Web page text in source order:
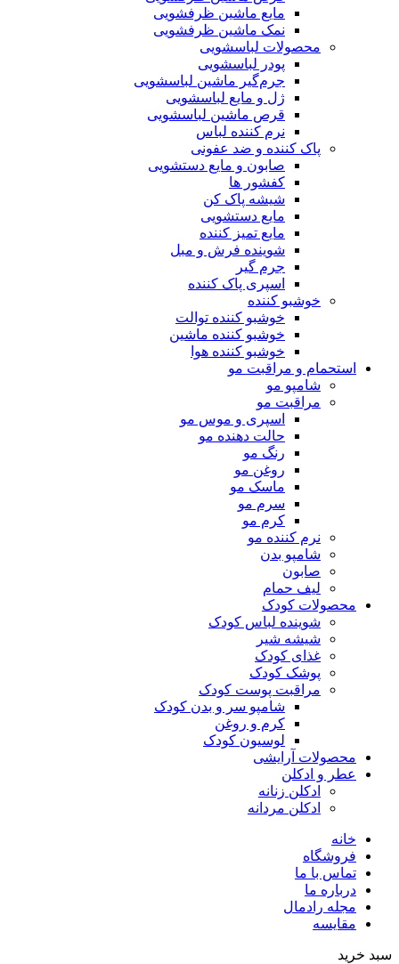
مایع ماشین ظرفشویی
نمک ماشین ظرفشویی
محصولات لباسشویی
پودر لباسشویی
جرم‌گیر ماشین لباسشویی
ژل و مایع لباسشویی
قرص ماشین لباسشویی
نرم کننده لباس
پاک کننده و ضد عفونی
صابون و مایع دستشویی
کفشور ها
شیشه پاک کن
مایع دستشویی
مایع تمیز کننده
شوینده فرش و مبل
جرم گیر
اسپری پاک کننده
خوشبو کننده
خوشبو کننده توالت
خوشبو کننده ماشین
خوشبو کننده هوا
استحمام و مراقبت مو
شامپو مو
مراقبت مو
اسپری و موس مو
حالت دهنده مو
رنگ مو
روغن مو
ماسک مو
سرم مو
کرم مو
نرم کننده مو
شامپو بدن
صابون
لیف حمام
محصولات کودک
شوینده لباس کودک
شیشه شیر
غذای کودک
پوشک کودک
مراقبت پوست کودک
شامپو سر و بدن کودک
کرم و روغن
لوسیون کودک
محصولات آرایشی
عطر و ادکلن
ادکلن زنانه
ادکلن مردانه
خانه
فروشگاه
تماس با ما
درباره ما
مجله رادمال
مقایسه
سبد خرید